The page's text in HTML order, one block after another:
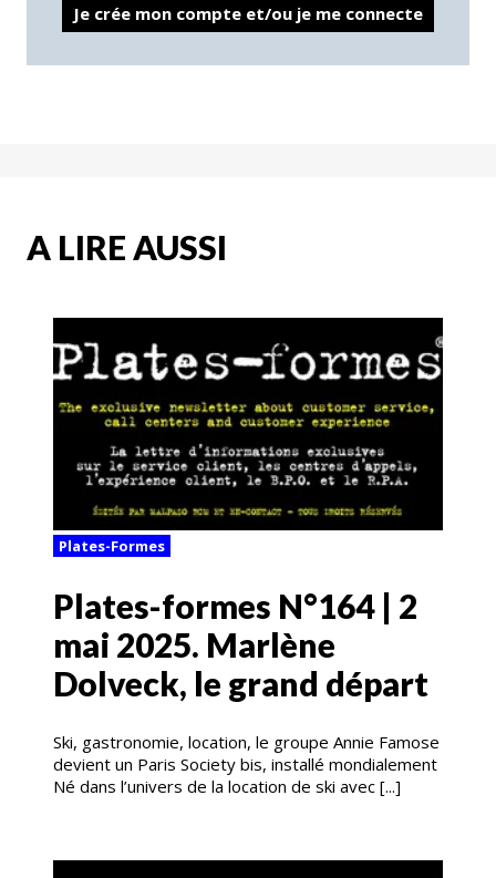
Je crée mon compte et/ou je me connecte
A LIRE AUSSI
Plates-Formes
Plates-formes N°164 | 2
mai 2025. Marlène
Dolveck, le grand départ
Ski, gastronomie, location, le groupe Annie Famose
devient un Paris Society bis, installé mondialement
Né dans l’univers de la location de ski avec [...]